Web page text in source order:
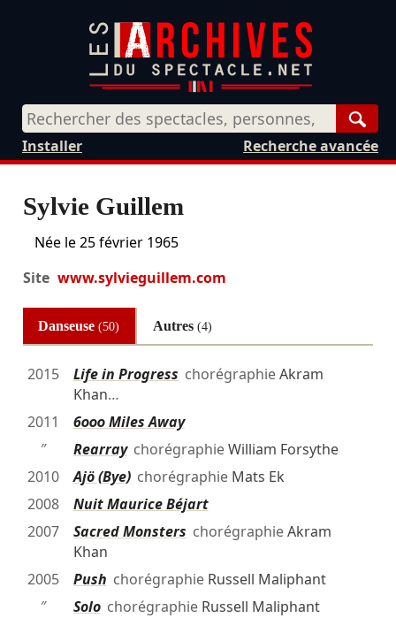
Recherche avancée
Installer
Sylvie Guillem
Née le25 février 1965
Site www.sylvieguillem.com
Danseuse(50) Autres (4)
2015 Life in Progress chorégraphieAkram
Khan…
2011
6000 Miles Away
″
RearraychorégraphieWilliam Forsythe
2010
Ajö (Bye)chorégraphie Mats Ek
2008
Nuit Maurice Béjart
2007
Sacred Monsters chorégraphieAkram
Khan
2005
Push chorégraphie Russell Maliphant
″
Solochorégraphie Russell Maliphant